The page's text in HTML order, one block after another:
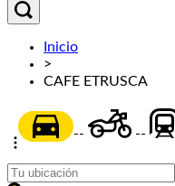
Inicio
>
CAFE ETRUSCA
-- --